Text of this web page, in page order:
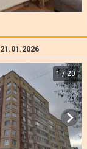
21.01.2026
1 / 20